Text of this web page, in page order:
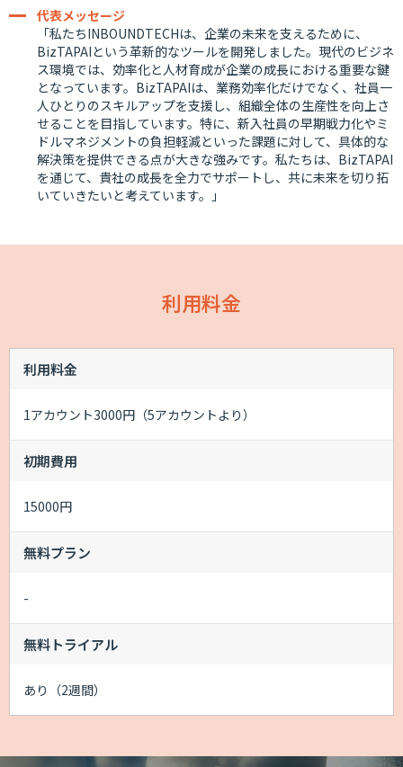
代表メッセージ
「私たちINBOUNDTECHは、企業の未来を支えるために、
BizTAPAIという革新的なツールを開発しました。現代のビジネ
ス環境では、効率化と人材育成が企業の成長における重要な鍵
となっています。BizTAPAIは、業務効率化だけでなく、社員一
人ひとりのスキルアップを支援し、組織全体の生産性を向上さ
せることを目指しています。特に、新入社員の早期戦力化やミ
ドルマネジメントの負担軽減といった課題に対して、具体的な
解決策を提供できる点が大きな強みです。私たちは、BizTAPAI
を通じて、貴社の成長を全力でサポートし、共に未来を切り拓
いていきたいと考えています。」
利用料金
利用料金
1アカウント3000円（5アカウントより）
初期費用
15000円
無料プラン
-
無料トライアル
あり（2週間）